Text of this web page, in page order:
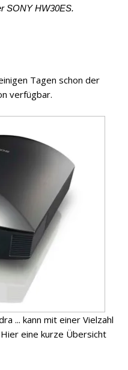
SONY HW30ES.
Tagen schon der
verfügbar.
... kann mit einer Vielzahl
eine kurze Übersicht